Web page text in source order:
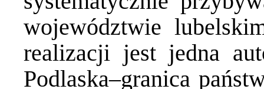
województwie
realizacji jest jedna
Podlaska–granica